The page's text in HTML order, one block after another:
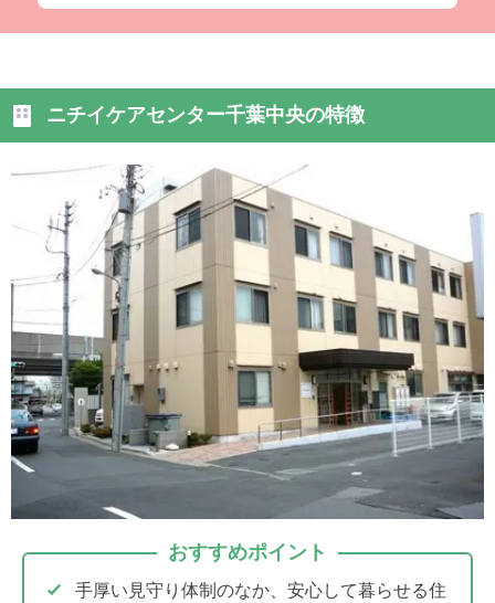
ださったおかげに他なりません。私たち家族だけでは、到
底ここまで回復させることはできなかったと思います。
ニチイケアセンター千葉中央の特徴
おすすめポイント
手厚い見守り体制のなか、安心して暮らせる住